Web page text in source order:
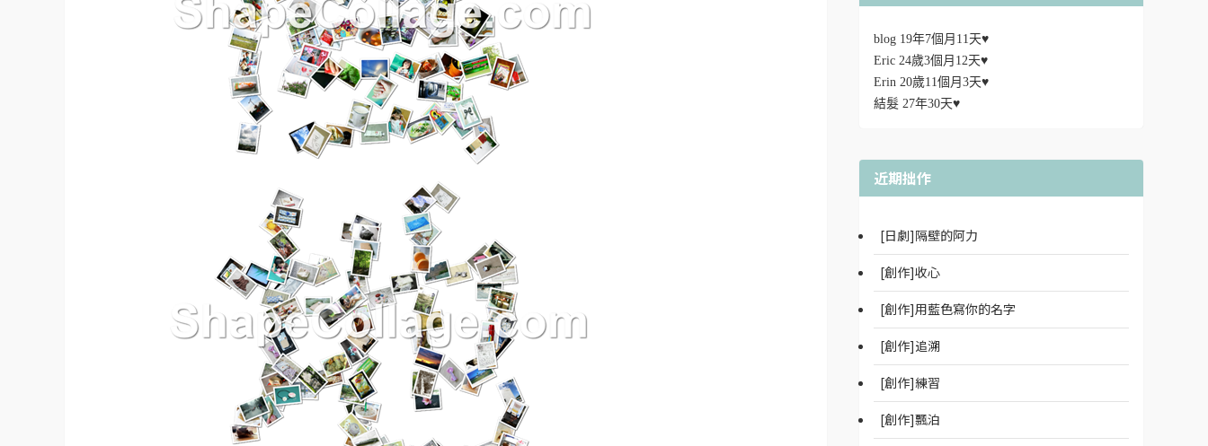
blog 19年7個月11天♥
Eric 24歲3個月12天♥
Erin 20歲11個月3天♥
結髮 27年30天♥
近期拙作
[日劇]隔壁的阿力
[創作]收心
[創作]用藍色寫你的名字
[創作]追溯
[創作]練習
[創作]飄泊